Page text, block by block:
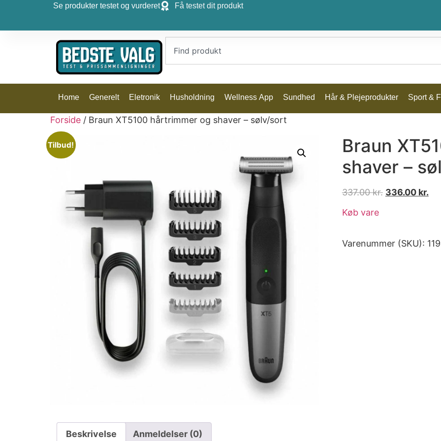
Se produkter testet og vurderet Få testet dit produkt
Home Generelt Eletronik Husholdning Wellness App Sundhed Hår & Plejeprodukter Sport &
Forside / Braun XT5100 hårtrimmer og shaver – sølv/sort
Tilbud!
Braun
shaver –
337.00kr. 336.00 kr.
Køb vare
Varenummer (SKU):
Beskrivelse Anmeldelser (0)